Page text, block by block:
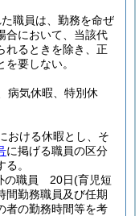
職員は、勤務を命ぜ
合において、当該代
れるときを除き、正
要しない。
病気休暇、特別休
おける休暇とし、そ
に掲げる職員の区分
。
の職員 20日(育児短
間勤務職員及び任期
者の勤務時間等を考